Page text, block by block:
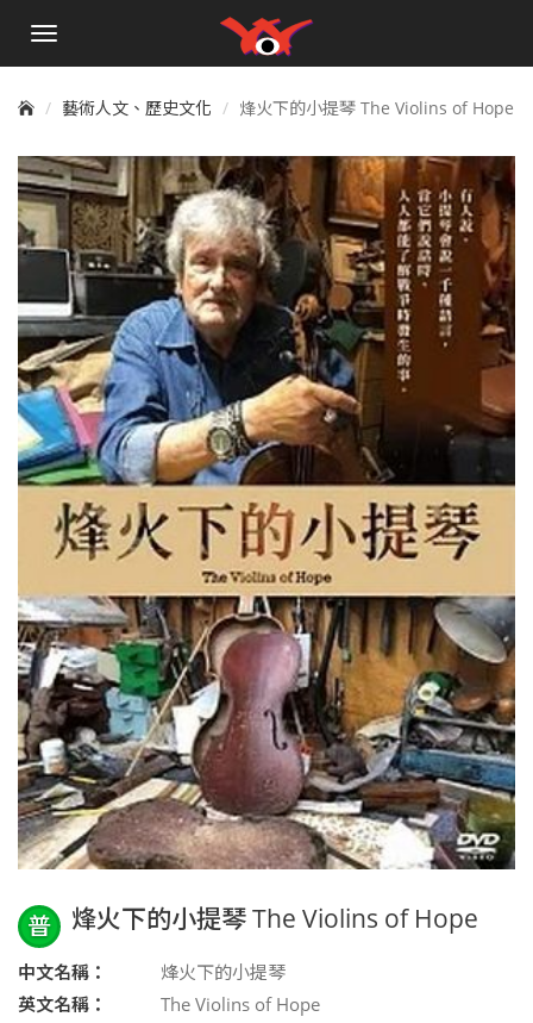
手
單
藝術人文、歷史文化 烽火下的小提琴 The Violins of Hope
普 烽火下的小提琴 The Violins of Hope
中文名稱：
烽火下的小提琴
英文名稱：
The Violins of Hope